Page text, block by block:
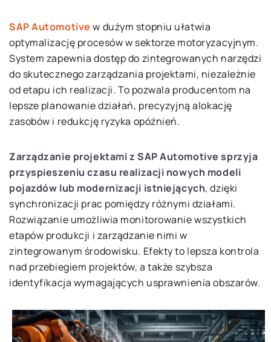
SAP Automotive w dużym stopniu ułatwia
optymalizację procesów w sektorze motoryzacyjnym.
System zapewnia dostęp do zintegrowanych narzędzi
do skutecznego zarządzania projektami, niezależnie
od etapu ich realizacji. To pozwala producentom na
lepsze planowanie działań, precyzyjną alokację
zasobów i redukcję ryzyka opóźnień.
Zarządzanie projektami z SAP Automotive sprzyja
przyspieszeniu czasu realizacji nowych modeli
pojazdów lub modernizacji istniejących, dzięki
synchronizacji prac pomiędzy różnymi działami.
Rozwiązanie umożliwia monitorowanie wszystkich
etapów produkcji i zarządzanie nimi w
zintegrowanym środowisku. Efekty to lepsza kontrola
nad przebiegiem projektów, a także szybsza
identyfikacja wymagających usprawnienia obszarów.